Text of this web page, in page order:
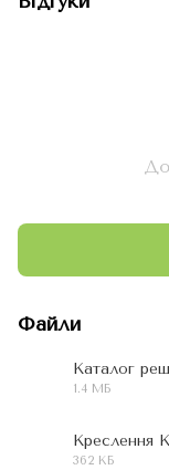
Файли
Каталог
1.4 МБ
Креслення
362 КБ